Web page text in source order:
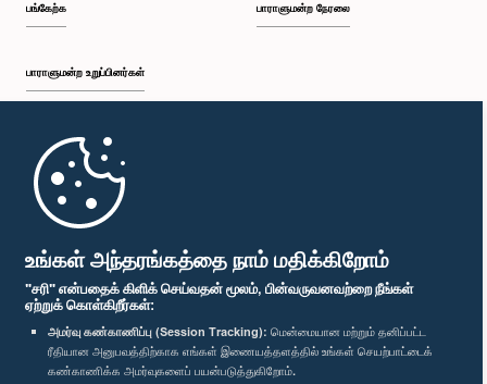
உங்கள் அந்தரங்கத்தை நாம் மதிக்கிறோம்
"சரி" என்பதைக் கிளிக் செய்வதன் மூலம், பின்வருவனவற்றை நீங்கள்
ஏற்றுக் கொள்கிறீர்கள்:
அமர்வு கண்காணிப்பு (Session Tracking): மென்மையான மற்றும் தனிப்பட்ட
ரீதியான அனுபவத்திற்காக எங்கள் இணையத்தளத்தில் உங்கள் செயற்பாட்டைக்
கண்காணிக்க அமர்வுகளைப் பயன்படுத்துகிறோம்.
பங்கேற்க
பாராளுமன்ற உறுப்பினர்கள்
முதற்பக்கம்
பாராளுமன்ற நேரலை
பாராளுமன்ற கையடக்க செயலி
எம்மை பின்தொடர்க :